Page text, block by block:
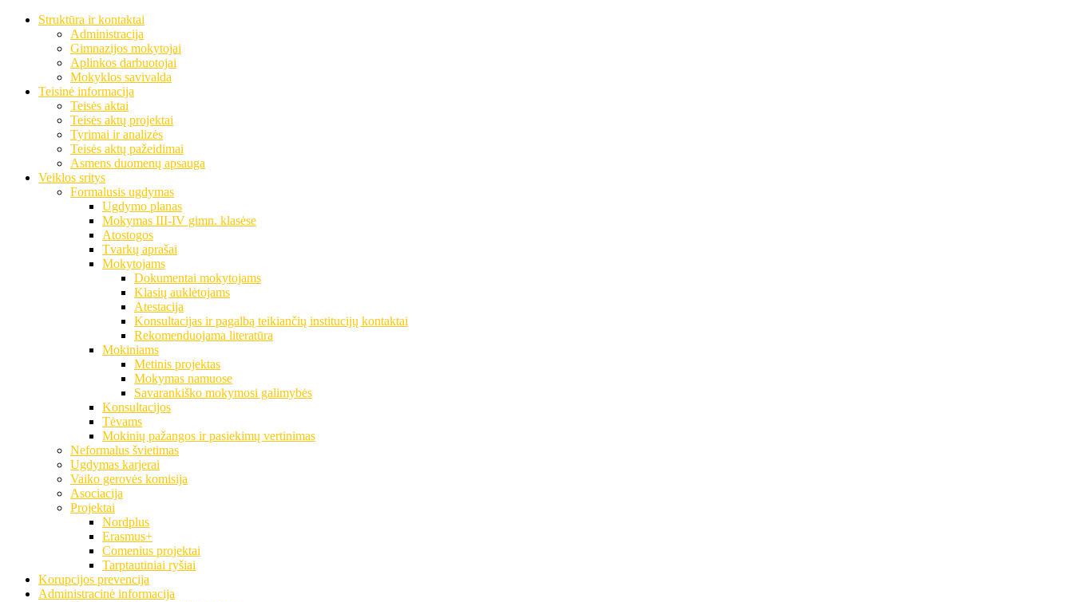
Struktūra ir kontaktai
Administracija
Gimnazijos mokytojai
Aplinkos darbuotojai
Mokyklos savivalda
Teisinė informacija
Teisės aktai
Teisės aktų projektai
Tyrimai ir analizės
Teisės aktų pažeidimai
Asmens duomenų apsauga
Veiklos sritys
Formalusis ugdymas
Ugdymo planas
Mokymas III-IV gimn. klasėse
Atostogos
Tvarkų aprašai
Mokytojams
Dokumentai mokytojams
Klasių auklėtojams
Atestacija
Konsultacijas ir pagalbą teikiančių institucijų kontaktai
Rekomenduojama literatūra
Mokiniams
Metinis projektas
Mokymas namuose
Savarankiško mokymosi galimybės
Konsultacijos
Tėvams
Mokinių pažangos ir pasiekimų vertinimas
Neformalus švietimas
Ugdymas karjerai
Vaiko gerovės komisija
Asociacija
Projektai
Nordplus
Erasmus+
Comenius projektai
Tarptautiniai ryšiai
Korupcijos prevencija
Administracinė informacija